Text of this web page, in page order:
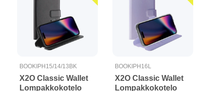
BOOKIPH15/14/13BK
X2O Classic Wallet
Lompakkokotelo
BOOKIPH16L
X2O Classic Wallet
Lompakkokotelo